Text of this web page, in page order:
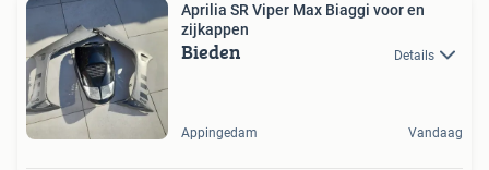
Aprilia SR Viper Max Biaggi voor en
zijkappen
Bieden Details
Appingedam Vandaag